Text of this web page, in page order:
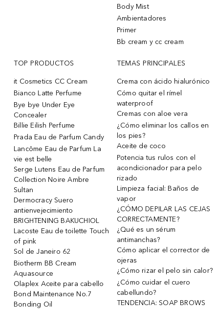
Body Mist
Ambientadores
Primer
Bb cream y cc cream
TOP PRODUCTOS
it Cosmetics CC Cream
Bianco Latte Perfume
Bye bye Under Eye
Concealer
Billie Eilish Perfume
Prada Eau de Parfum Candy
Lancôme Eau de Parfum La
vie est belle
Serge Lutens Eau de Parfum
Collection Noire Ambre
Sultan
Dermocracy Suero
antienvejecimiento
BRIGHTENING BAKUCHIOL
Lacoste Eau de toilette Touch
of pink
Sol de Janeiro 62
Biotherm BB Cream
Aquasource
Olaplex Aceite para cabello
Bond Maintenance No.7
Bonding Oil
TEMAS PRINCIPALES
Crema con ácido hialurónico
Cómo quitar el rímel
waterproof
Cremas con aloe vera
¿Cómo eliminar los callos en
los pies?
Aceite de coco
Potencia tus rulos con el
acondicionador para pelo
rizado
Limpieza facial: Baños de
vapor
¿CÓMO DEPILAR LAS CEJAS
CORRECTAMENTE?
¿Qué es un sérum
antimanchas?
Cómo aplicar el corrector de
ojeras
¿Cómo rizar el pelo sin calor?
¿Cómo cuidar el cuero
cabellundo?
TENDENCIA: SOAP BROWS